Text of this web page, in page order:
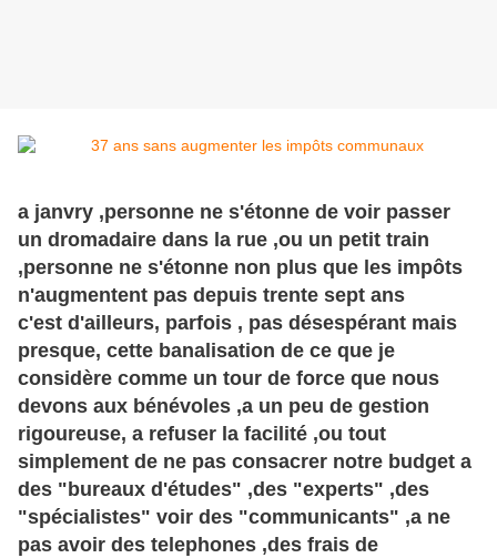
a janvry ,personne ne s'étonne de voir passer
un dromadaire dans la rue ,ou un petit train
,personne ne s'étonne non plus que les impôts
n'augmentent pas depuis trente sept ans
c'est d'ailleurs, parfois , pas désespérant mais
presque, cette banalisation de ce que je
considère comme un tour de force que nous
devons aux bénévoles ,a un peu de gestion
rigoureuse, a refuser la facilité ,ou tout
simplement de ne pas consacrer notre budget a
des "bureaux d'études" ,des "experts" ,des
"spécialistes" voir des "communicants" ,a ne
pas avoir des telephones ,des frais de